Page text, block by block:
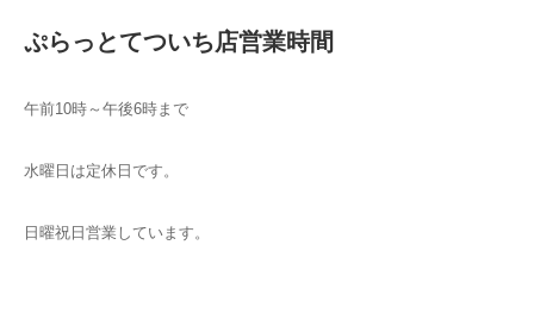
ぷらっとてついち店営業時間
午前10時～午後6時まで
水曜日は定休日です。
日曜祝日営業しています。